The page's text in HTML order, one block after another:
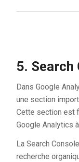
5. Search
Dans Google
une section
Cette section est
Google Analytics
La Search
recherche